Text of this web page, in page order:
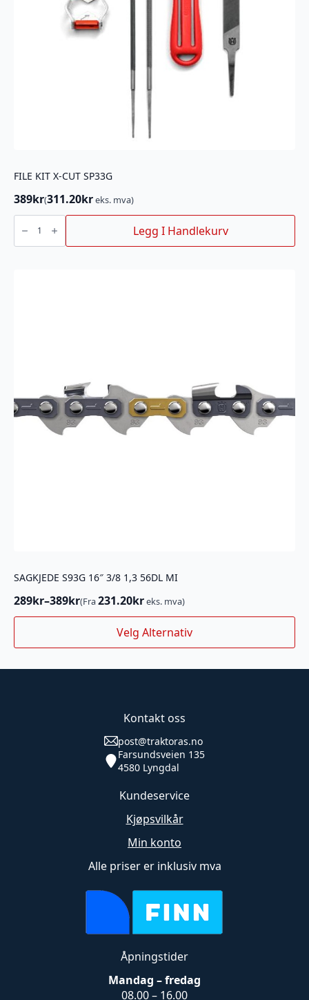
FILE KIT X-CUT SP33G
389kr(311.20kreks. mva)
FILE
CUT
Legg I Handlekurv
SAGKJEDE S93G 16″ 3/8 1,3 56DL MI
289kr–389kr
Prisområde:
289kr
389kr
(Fra231.20kreks. mva)
Velg Alternativ
Dette
flere
Kontakt oss
post@traktoras.no
Farsundsveien 135
4580 Lyngdal
Kundeservice
Kjøpsvilkår
Min konto
Alle priser er inklusiv mva
Åpningstider
Mandag – fredag
08.00 – 16.00